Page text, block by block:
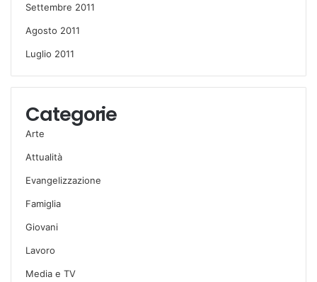
Settembre 2011
Agosto 2011
Luglio 2011
Categorie
Arte
Attualità
Evangelizzazione
Famiglia
Giovani
Lavoro
Media e TV